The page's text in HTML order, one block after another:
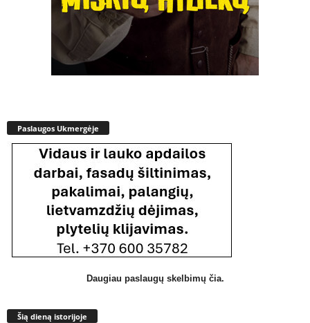
Paslaugos Ukmergėje
Daugiau paslaugų skelbimų čia.
Šią dieną istorijoje